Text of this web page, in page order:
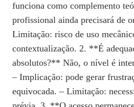
funciona como complemento
profissional ainda precisará de
Limitação: risco de uso
contextualização. 2. **É
absolutos?** Não, o nível é
– Implicação: pode gerar
equivocada. – Limitação: